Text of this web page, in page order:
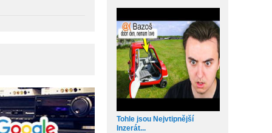
Tohle jsou Nejvtipnější
Inzerát...